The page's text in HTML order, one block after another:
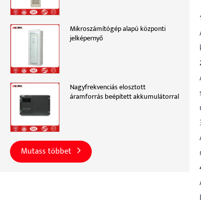
Mikroszámítógép alapú központi
jelképernyő
Nagyfrekvenciás elosztott
áramforrás beépített akkumulátorral
Mutass többet